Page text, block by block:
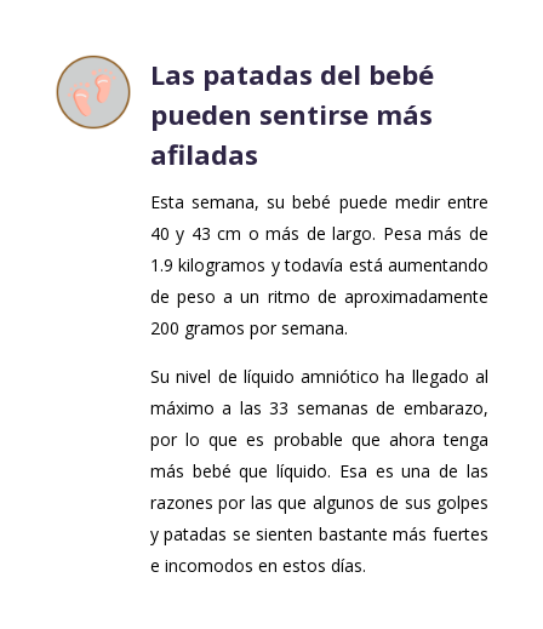
Las patadas del bebé
pueden sentirse más
afiladas
Esta semana, su bebé puede medir entre
40 y 43 cm o más de largo. Pesa más de
1.9 kilogramos y todavía está aumentando
de peso a un ritmo de aproximadamente
200 gramos por semana.
Su nivel de líquido amniótico ha llegado al
máximo a las 33 semanas de embarazo,
por lo que es probable que ahora tenga
más bebé que líquido. Esa es una de las
razones por las que algunos de sus golpes
y patadas se sienten bastante más fuertes
e incomodos en estos días.